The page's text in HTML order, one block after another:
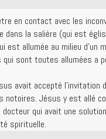
en contact avec les
dans la salière (qui est
est allumée au milieu d’un
qui sont toutes allumées a
avait accepté l’invitation
notoires. Jésus y est allé
docteur qui avait une
spirituelle.